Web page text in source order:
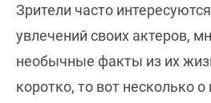
Зрители часто
увлечений своих актеров,
необычные факты из их
коротко, то вот несколько